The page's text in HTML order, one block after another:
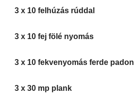
3 x 10 felhúzás rúddal
3 x 10 fej fölé nyomás
3 x 10 fekvenyomás ferde padon
3 x 30 mp plank